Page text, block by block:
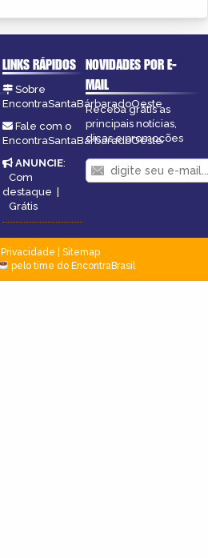
LINKS RÁPIDOS
Sobre
EncontraSantaBárbaradoOeste
Fale com o
EncontraSantaBárbaradoOeste
ANUNCIE:
Com
destaque
Grátis
NOVIDADES POR E-
MAIL
Receba grátis as
principais notícias,
dicas e promoções
Privacidade
Sitemap
pelo time do EncontraBrasil